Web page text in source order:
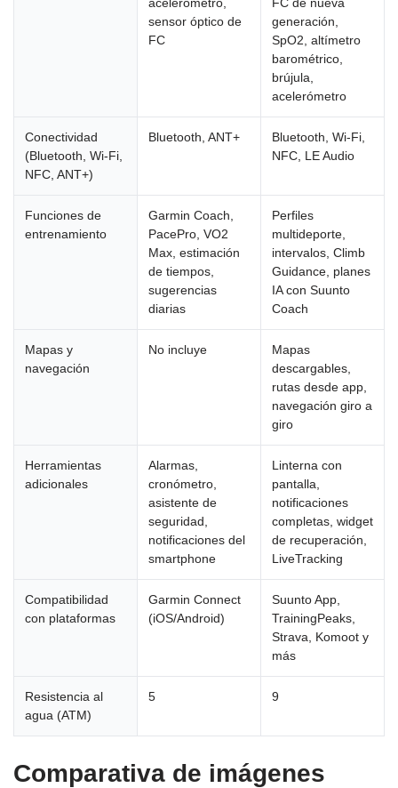
acelerómetro,
sensor óptico de
FC
FC de nueva
generación,
SpO2, altímetro
barométrico,
brújula,
acelerómetro
Conectividad
(Bluetooth, Wi-Fi,
NFC, ANT+)
Bluetooth, ANT+
Bluetooth, Wi-Fi,
NFC, LE Audio
Funciones de
entrenamiento
Garmin Coach,
PacePro, VO2
Max, estimación
de tiempos,
sugerencias
diarias
Perfiles
multideporte,
intervalos, Climb
Guidance, planes
IA con Suunto
Coach
Mapas y
navegación
No incluye
Mapas
descargables,
rutas desde app,
navegación giro a
giro
Herramientas
adicionales
Alarmas,
cronómetro,
asistente de
seguridad,
notificaciones del
smartphone
Linterna con
pantalla,
notificaciones
completas, widget
de recuperación,
LiveTracking
Compatibilidad
con plataformas
Garmin Connect
(iOS/Android)
Suunto App,
TrainingPeaks,
Strava, Komoot y
más
Resistencia al
agua (ATM)
5 9
Comparativa de imágenes